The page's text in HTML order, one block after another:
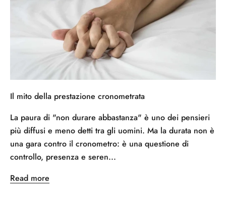
Il mito della prestazione cronometrata
La paura di "non durare abbastanza" è uno dei pensieri
più diffusi e meno detti tra gli uomini. Ma la durata non è
una gara contro il cronometro: è una questione di
controllo, presenza e seren...
Read more